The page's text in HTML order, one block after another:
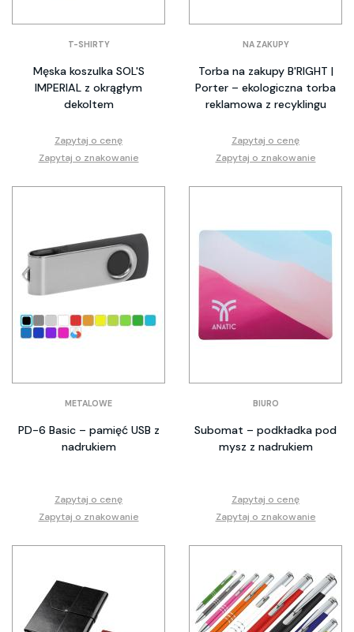
T-SHIRTY
Męska koszulka SOL'S
IMPERIAL z okrągłym
dekoltem
Zapytaj o cenę
Zapytaj o znakowanie
NA ZAKUPY
Torba na zakupy B'RIGHT |
Porter – ekologiczna torba
reklamowa z recyklingu
Zapytaj o cenę
Zapytaj o znakowanie
METALOWE
PD-6 Basic – pamięć USB z
nadrukiem
Zapytaj o cenę
Zapytaj o znakowanie
BIURO
Subomat – podkładka pod
mysz z nadrukiem
Zapytaj o cenę
Zapytaj o znakowanie